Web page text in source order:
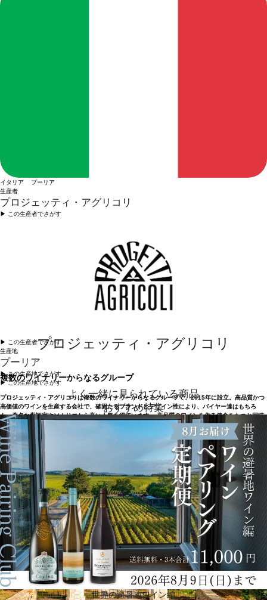
イタリア プーリア
生産者
プロジェッティ・アグリコリ
▶︎ この生産者でさがす
プロジェッティ・アグリコリ
複数のワイナリーからなるグループ
プロジェッティ・アグリコリは複数のワイナリーからなるグループで、2015年に設立。高品質かつ
高価値のワインを生産する会社で、確固たるブランドとデザイン性により、バイヤー達はもちろ
ん、著名な批評家やソムリエから高い人気を得ています。 高品質のワインを作る使命をもつと同時
に、環境にやさしく、倫理基準に準拠していることも大切にしています。最高のイタリア産葡萄を
栽培する専門チームのおかげで、細かいところにまで注意を払ってワイン造りをしており、経験豊
かなワインメーカー、栽培者、販売担当者が、小規模な家族経営の農園や近代的な生協と協力し、
それぞれの明確なスタイルのワインとその地域固有のソースを真に代表するワインを生産していま
す。
▶︎ この生産者でさがす
生産地
プーリア
▶︎ この生産地でさがす
▶︎ この生産地でさがす
よく一緒に見られている商品
おすすめ特集
世界の避暑地ワイン編